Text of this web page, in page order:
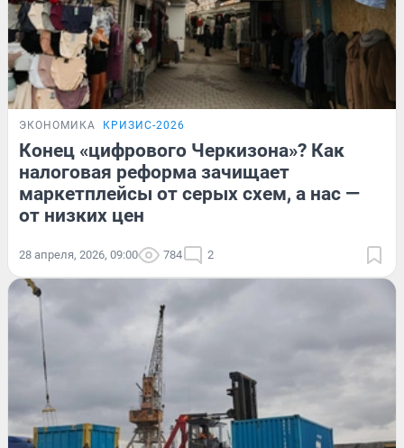
ЭКОНОМИКА КРИЗИС-2026
Конец «цифрового Черкизона»? Как
налоговая реформа зачищает
маркетплейсы от серых схем, а нас —
от низких цен
28 апреля, 2026, 09:00 784 2